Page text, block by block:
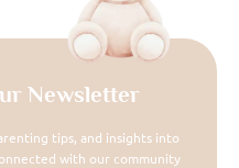
Newsletter
tips, and insights into
with our community